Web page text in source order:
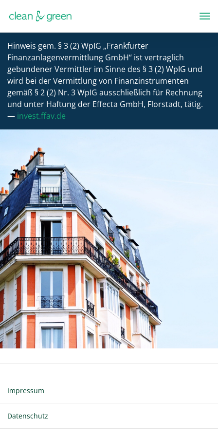
Hinweis gem. § 3 (2) WpIG „Frankfurter
Finanzanlagenvermittlung GmbH“ ist vertraglich
gebundener Vermittler im Sinne des § 3 (2) WpIG und
wird bei der Vermittlung von Finanzinstrumenten
gemäß § 2 (2) Nr. 3 WpIG ausschließlich für Rechnung
und unter Haftung der Effecta GmbH, Florstadt, tätig.
— invest.ffav.de
Impressum
Datenschutz